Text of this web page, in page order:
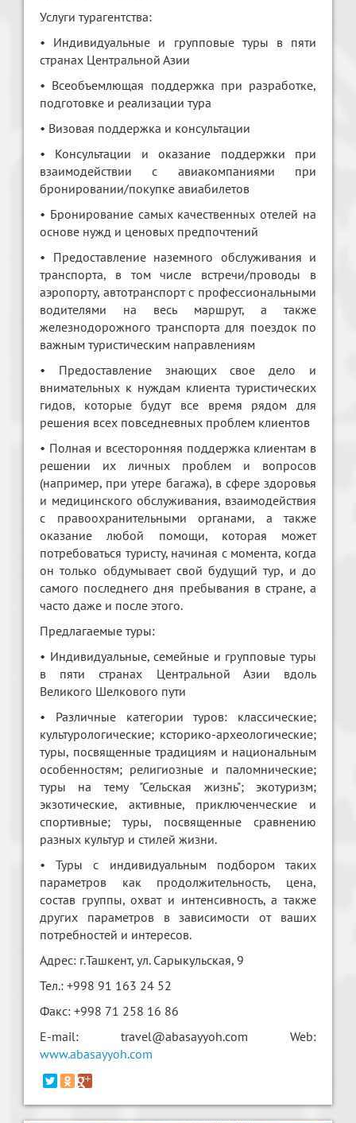
Услуги турагентства:
• Индивидуальные и групповые туры в пяти
странах Центральной Азии
• Всеобъемлющая поддержка при разработке,
подготовке и реализации тура
• Визовая поддержка и консультации
• Консультации и оказание поддержки при
взаимодействии с авиакомпаниями при
бронировании/покупке авиабилетов
• Бронирование самых качественных отелей на
основе нужд и ценовых предпочтений
• Предоставление наземного обслуживания и
транспорта, в том числе встречи/проводы в
аэропорту, автотранспорт с профессиональными
водителями на весь маршрут, а также
железнодорожного транспорта для поездок по
важным туристическим направлениям
• Предоставление знающих свое дело и
внимательных к нуждам клиента туристических
гидов, которые будут все время рядом для
решения всех повседневных проблем клиентов
• Полная и всесторонняя поддержка клиентам в
решении их личных проблем и вопросов
(например, при утере багажа), в сфере здоровья
и медицинского обслуживания, взаимодействия
с правоохранительными органами, а также
оказание любой помощи, которая может
потребоваться туристу, начиная с момента, когда
он только обдумывает свой будущий тур, и до
самого последнего дня пребывания в стране, а
часто даже и после этого.
Предлагаемые туры:
• Индивидуальные, семейные и групповые туры
в пяти странах Центральной Азии вдоль
Великого Шелкового пути
• Различные категории туров: классические;
культурологические; ксторико-археологические;
туры, посвященные традициям и национальным
особенностям; религиозные и паломнические;
туры на тему "Сельская жизнь"; экотуризм;
экзотические, активные, приключенческие и
спортивные; туры, посвященные сравнению
разных культур и стилей жизни.
• Туры с индивидуальным подбором таких
параметров как продолжительность, цена,
состав группы, охват и интенсивность, а также
других параметров в зависимости от ваших
потребностей и интересов.
Адрес: г.Ташкент, ул. Сарыкульская, 9
Тел.: +998 91 163 24 52
Факс: +998 71 258 16 86
E-mail: travel@abasayyoh.com Web:
www.abasayyoh.com